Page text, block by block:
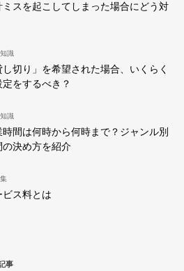
スを起こしてしまった場合にどう対
識
切り」を希望された場合、いくらく
をするべき？
識
間は何時から何時まで？ジャンル別
決め方を紹介
ス料とは
事